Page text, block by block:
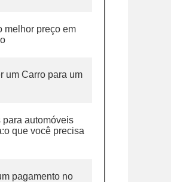
melhor preço em
um Carro para um
para automóveis
que você precisa
pagamento no